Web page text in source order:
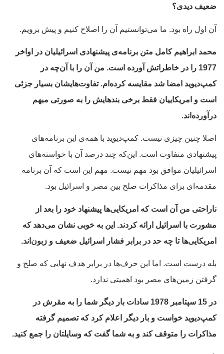
ضعیف دیدی؟
آن اول راه بود. ما می‌توانستیم آن را اصلاح کنیم و پیش برویم.
محمد ابراهیم کامل متن برنامه‌ی پیشنهادی اسرائیلیان در اواخر
1977 را در خاطراتش آورده است. من آن را با آن‌چه در
کمپ‌دیوید امضا شد مقایسه کرده‌ام. تفاوت‌هایشان بسیار جزئی
است و امریکاییان فقط برخی بندهایش را به صورتی مبهم
درآورده‌اند.
اصلا چنین چیزی نیست. کمپ‌دیوید با همه‌ی این برنامه‌های
پیشنهادی متفاوت است. این‌که چند درصد آن با خواسته‌های
اسرائیلیان موافق بود مهم نیست. مهم این است که آن برنامه
مقدمه‌ای برای مذاکرات صلح بین مصر و اسرائیل بود.
ناراحتی من آن است که امریکایی‌ها پیشنهاد خود را بعد از
مشورت با اسرائیل ارائه کردند. این به خوبی نشان می‌دهد که
امریکایی‌ها تا چه حد در برابر فشار اسرائیل ضعیف و زبون‌اند.
بله درست است. اما این حرف‌ها در برابر هدف نهایی که صلح و
گرفتن زمین‌های مصر بود اهمیتی ندارد.
در 15 سپتامبر 1978 سادات بار دیگر شما را به مقرش در
کمپ‌دیوید خواست و بار دیگر اعلام کرد که تصمیم گرفته
مذاکرات را متوقف کند و به شما گفت که وسایلتان را جمع کنید.